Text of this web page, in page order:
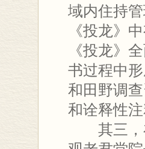
域内住持
《投龙》
《投龙》
书过程中
和田野调
和诠释性
其三，在